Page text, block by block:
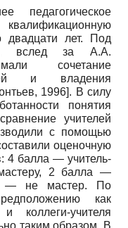
педагогическое
двадцати лет. Под
вслед за А.А.
сочетание
и владения
1996]. В силу
понятия
учителей
с помощью
оценочную
4 балла — учитель-
2 балла —
— не мастер. По
как
коллеги-учителя
таким образом. В